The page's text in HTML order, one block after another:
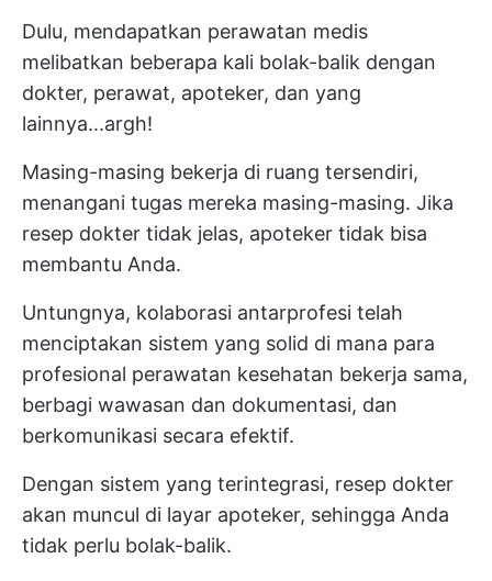
Dulu, mendapatkan perawatan medis
melibatkan beberapa kali bolak-balik dengan
dokter, perawat, apoteker, dan yang
lainnya...argh!
Masing-masing bekerja di ruang tersendiri,
menangani tugas mereka masing-masing. Jika
resep dokter tidak jelas, apoteker tidak bisa
membantu Anda.
Untungnya, kolaborasi antarprofesi telah
menciptakan sistem yang solid di mana para
profesional perawatan kesehatan bekerja sama,
berbagi wawasan dan dokumentasi, dan
berkomunikasi secara efektif.
Dengan sistem yang terintegrasi, resep dokter
akan muncul di layar apoteker, sehingga Anda
tidak perlu bolak-balik.